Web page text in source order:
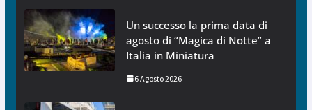
Un successo la prima data di
agosto di “Magica di Notte” a
Italia in Miniatura
6 Agosto 2026